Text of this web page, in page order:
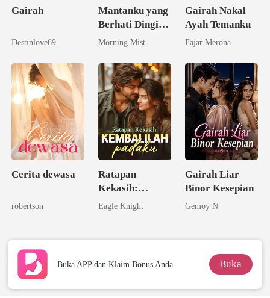
Gairah
Destinlove69
Mantanku yang
Berhati Dingin
Menuntut
Morning Mist
Gairah Nakal
Ayah Temanku
Fajar Merona
Cerita dewasa
robertson
Ratapan
Kekasih:
Kembalilah
Eagle Knight
Gairah Liar
Binor Kesepian
Gemoy N
Buka APP dan Klaim Bonus Anda Buka